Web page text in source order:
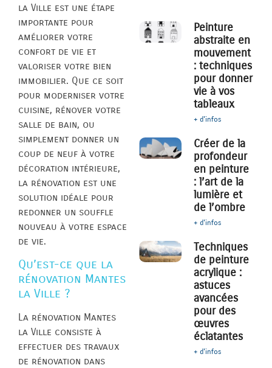
la Ville est une étape
importante pour
améliorer votre
confort de vie et
valoriser votre bien
immobilier. Que ce soit
pour moderniser votre
cuisine, rénover votre
salle de bain, ou
simplement donner un
coup de neuf à votre
décoration intérieure,
la rénovation est une
solution idéale pour
redonner un souffle
nouveau à votre espace
de vie.
Qu’est-ce que la
rénovation Mantes
la Ville ?
La rénovation Mantes
la Ville consiste à
effectuer des travaux
de rénovation dans
Peinture
abstraite en
mouvement
: techniques
pour donner
vie à vos
tableaux
+ d'infos
Créer de la
profondeur
en peinture
: l’art de la
lumière et
de l’ombre
+ d'infos
Techniques
de peinture
acrylique :
astuces
avancées
pour des
œuvres
éclatantes
+ d'infos